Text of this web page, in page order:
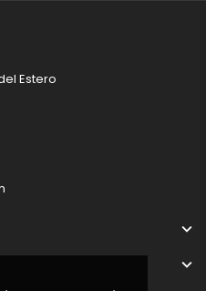
Estero